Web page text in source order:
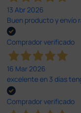
13 Abr 2026
Buen producto y envío
Comprador verificado
16 Mar 2026
excelente en 3 días
Comprador verificado